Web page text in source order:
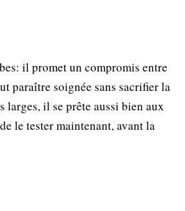
il promet un compromis entre
paraître soignée sans sacrifier la
il se prête aussi bien aux
le tester maintenant, avant la